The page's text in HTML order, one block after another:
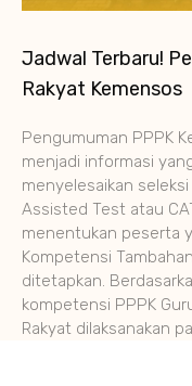
Jadwal Terbaru!
Rakyat Kemensos
Pengumuman PPPK
menjadi informasi
menyelesaikan
Assisted Test atau
menentukan peserta
Kompetensi
ditetapkan.
kompetensi PPPK
Rakyat dilaksanakan